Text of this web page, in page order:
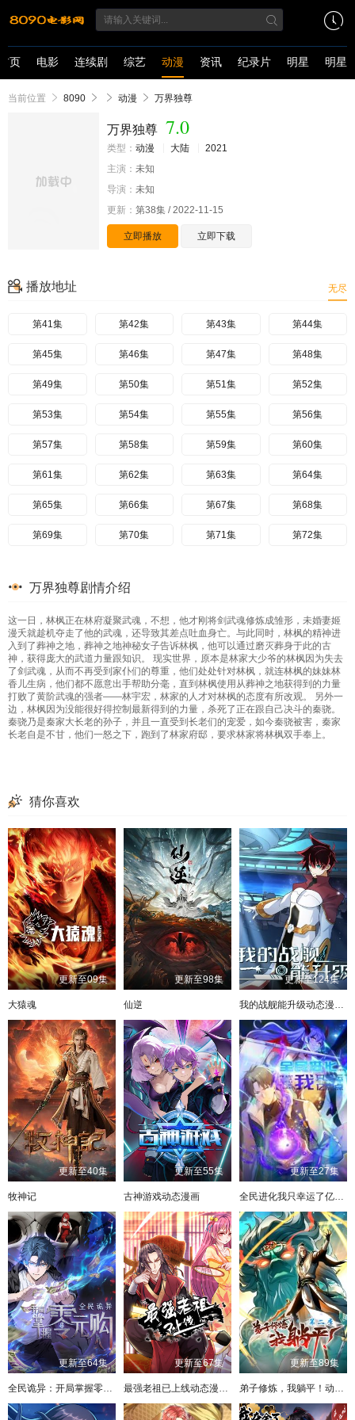
页 电影 连续剧 综艺 动漫 资讯 纪录片 明星 明星
当前位置 8090 动漫 万界独尊
万界独尊 7.0
类型： 动漫 大陆
2021
主演： 未知
导演： 未知
更新： 第38集 / 2022-11-15
立即播放 立即下载
播放地址 无尽
第41集 第42集 第43集 第44集
第45集 第46集 第47集 第48集
第49集 第50集 第51集 第52集
第53集 第54集 第55集 第56集
第57集 第58集 第59集 第60集
第61集 第62集 第63集 第64集
第65集 第66集 第67集 第68集
第69集 第70集 第71集 第72集
第77集 第78集
万界独尊剧情介绍
这一日，林枫正在林府凝聚武魂，不想，他才刚将剑武魂修炼成雏形，未婚妻姬
漫夭就趁机夺走了他的武魂，还导致其差点吐血身亡。与此同时，林枫的精神进
入到了葬神之地，葬神之地神秘女子告诉林枫，他可以通过磨灭葬身于此的古
神，获得庞大的武道力量跟知识。 现实世界，原本是林家大少爷的林枫因为失去
了剑武魂，从而不再受到家仆们的尊重，他们处处针对林枫，就连林枫的妹妹林
香儿生病，他们都不愿意出手帮助分毫，直到林枫使用从葬神之地获得到的力量
打败了黄阶武魂的强者——林宇宏，林家的人才对林枫的态度有所改观。 另外一
边，林枫因为没能很好得控制最新得到的力量，杀死了正在跟自己决斗的秦骁。
秦骁乃是秦家大长老的孙子，并且一直受到长老们的宠爱，如今秦骁被害，秦家
长老自是不甘，他们一怒之下，跑到了林家府邸，要求林家将林枫双手奉上。
猜你喜欢
更新至09集
大猿魂
更新至98集
仙逆
更新至124集
我的战舰能升级动态漫画第二季
更新至40集
牧神记
更新至55集
古神游戏动态漫画
更新至27集
全民进化我只幸运了亿点点动态漫画
更新至64集
全民诡异：开局掌握零元购动态漫画
更新至67集
最强老祖已上线动态漫画第一季
更新至89集
弟子修炼，我躺平！动态漫画第二季